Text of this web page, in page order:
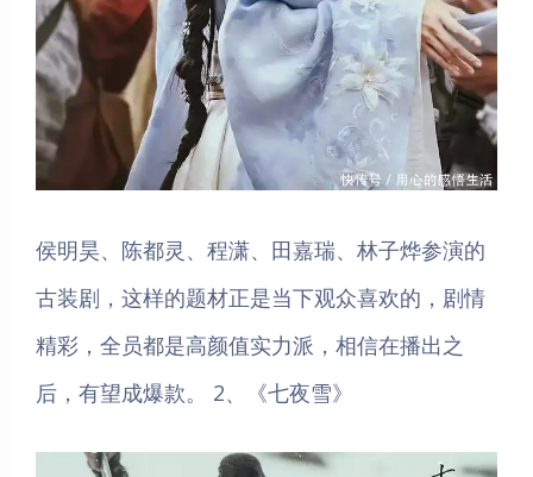
侯明昊、陈都灵、程潇、田嘉瑞、林子烨参演的
古装剧，这样的题材正是当下观众喜欢的，剧情
精彩，全员都是高颜值实力派，相信在播出之
后，有望成爆款。 2、《七夜雪》